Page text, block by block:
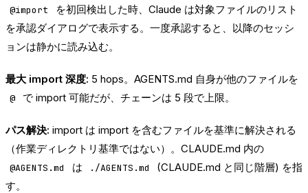
@import
を初回検出した時、Claude は対象ファイルのリスト
を承認ダイアログで表示する。一度承認すると、以降のセッシ
ョンは静かに読み込む。
最大 import 深度: 5 hops。AGENTS.md 自身が他のファイルを
@ で import 可能だが、チェーンは 5 段で上限。
パス解決: import は import を含むファイルを基準に解決される
（作業ディレクトリ基準ではない）。CLAUDE.md 内の
@AGENTS.md は ./AGENTS.md
(CLAUDE.md と同じ階層) を指
す。